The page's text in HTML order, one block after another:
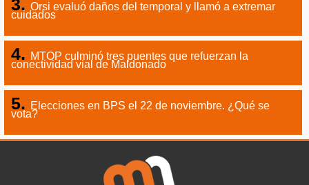
Orsi evaluó daños del temporal y llamó a extremar
cuidados
MTOP culminó tres puentes que refuerzan la
conectividad vial de Maldonado
Elecciones en BPS el 22 de noviembre. ¿Qué se
vota?